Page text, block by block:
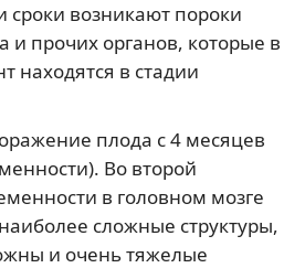
сроки возникают пороки
и прочих органов, которые в
находятся в стадии
плода с 4 месяцев
Во второй
в головном мозге
сложные структуры,
и очень тяжелые